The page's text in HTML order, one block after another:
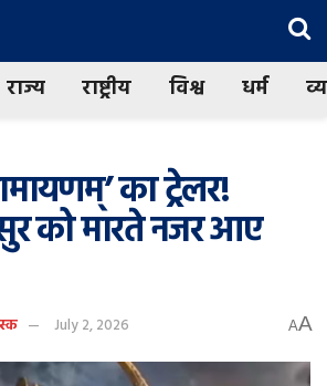
राज्य राष्ट्रीय विश्व धर्म
का ट्रेलर!
को मारते नजर आए
July 2, 2026 AA